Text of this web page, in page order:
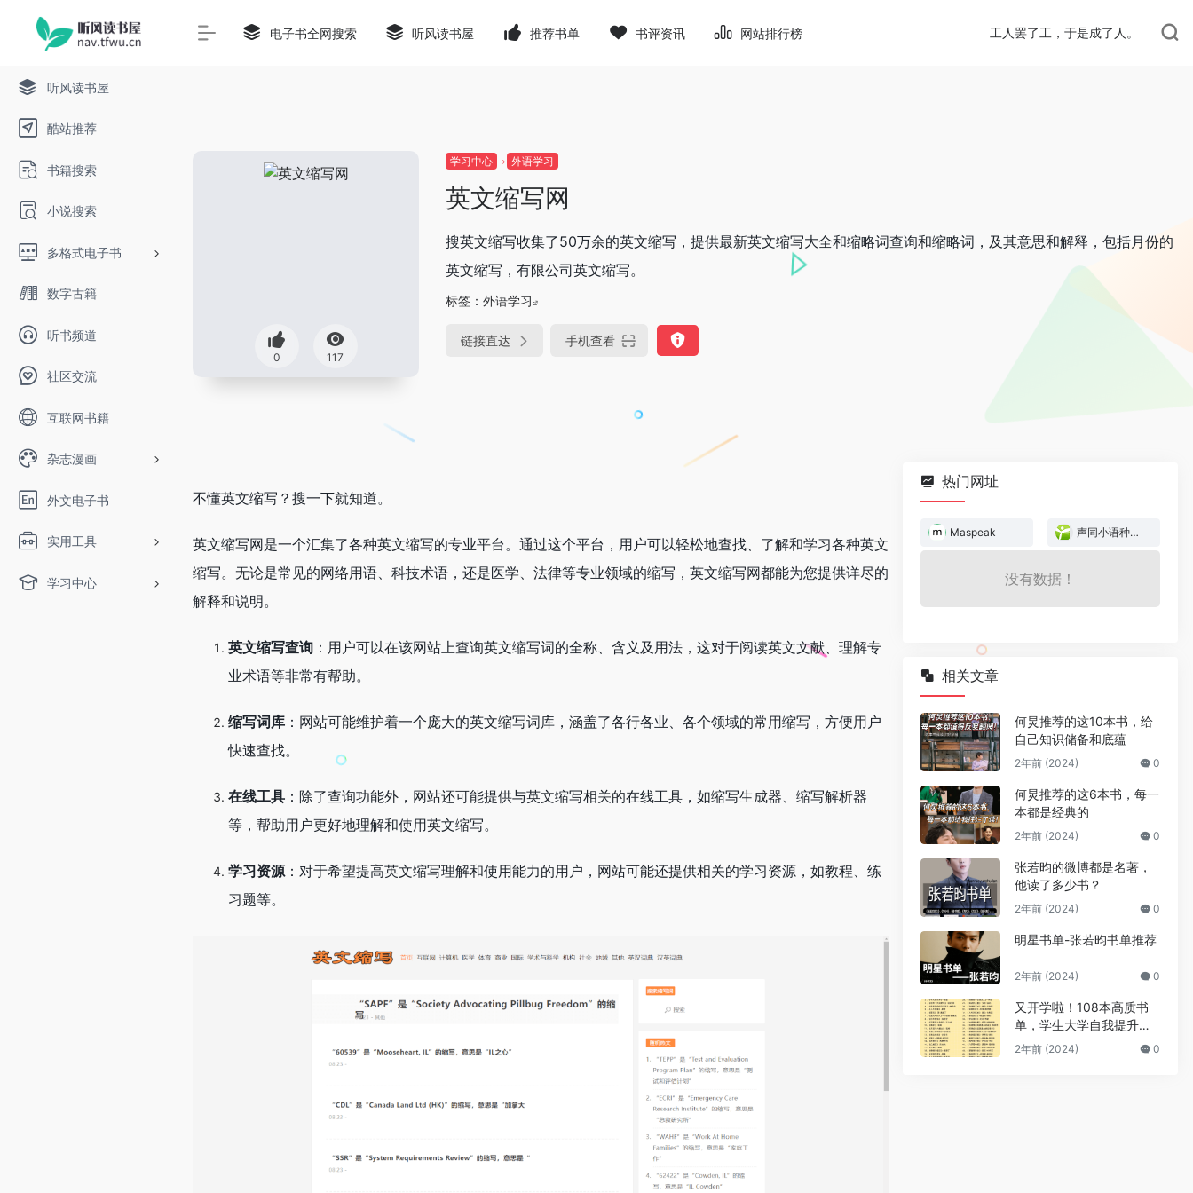
听风读书屋
酷站推荐
书籍搜索
小说搜索
多格式电子书
数字古籍
听书频道
社区交流
互联网书籍
杂志漫画
外文电子书
实用工具
学习中心
电子书全网搜索 听风读书屋 推荐书单 书评资讯 网站排行榜 工人罢了工，于是成了人。
0 117
学习中心 外语学习
英文缩写网
搜英文缩写收集了50万余的英文缩写，提供最新英文缩写大全和缩略词查询和缩略词，及其意思和解释，包括月份的
英文缩写，有限公司英文缩写。
标签： 外语学习
链接直达 手机查看
不懂英文缩写？搜一下就知道。
英文缩写网是一个汇集了各种英文缩写的专业平台。通过这个平台，用户可以轻松地查找、了解和学习各种英文
缩写。无论是常见的网络用语、科技术语，还是医学、法律等专业领域的缩写，英文缩写网都能为您提供详尽的
解释和说明。
英文缩写查询 ：用户可以在该网站上查询英文缩写词的全称、含义及用法，这对于阅读英文文献、理解专
业术语等非常有帮助。
缩写词库 ：网站可能维护着一个庞大的英文缩写词库，涵盖了各行各业、各个领域的常用缩写，方便用户
快速查找。
在线工具 ：除了查询功能外，网站还可能提供与英文缩写相关的在线工具，如缩写生成器、缩写解析器
等，帮助用户更好地理解和使用英文缩写。
学习资源：对于希望提高英文缩写理解和使用能力的用户，网站可能还提供相关的学习资源，如教程、练
习题等。
热门网址
Maspeak 声同小语种论坛
没有数据！
相关文章
何炅推荐的这10本书，给
自己知识储备和底蕴
2年前 (2024) 0
何炅推荐的这6本书，每一
本都是经典的
2年前 (2024) 0
张若昀的微博都是名著，
他读了多少书？
2年前 (2024) 0
明星书单-张若昀书单推荐
2年前 (2024) 0
又开学啦！108本高质书
单，学生大学自我提升拒
绝内耗
2年前 (2024) 0